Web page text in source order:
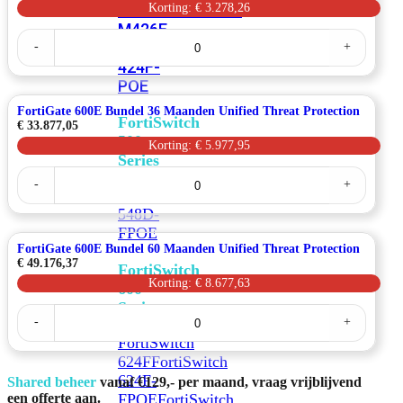
FPOEFortiSwitch
M426E-
FortiSwitchRugged
424F-
POE
FortiSwitch
500
Series
548D-
FPOE
FortiSwitch
600
Series
FortiSwitch
624FFortiSwitch
624F-
FPOEFortiSwitch
Korting: € 3.278,26
-
Bundel
12
Maanden
Unified
Threat
Protection
+
FortiGate 600E Bundel 36 Maanden Unified Threat Protection
€ 33.877,05
Korting: € 5.977,95
-
Bundel
36
Maanden
Unified
Threat
Protection
+
FortiGate 600E Bundel 60 Maanden Unified Threat Protection
€ 49.176,37
Korting: € 8.677,63
-
Bundel
60
Unified
Threat
+
Shared beheer vanaf €129,- per maand, vraag vrijblijvend
een offerte aan.